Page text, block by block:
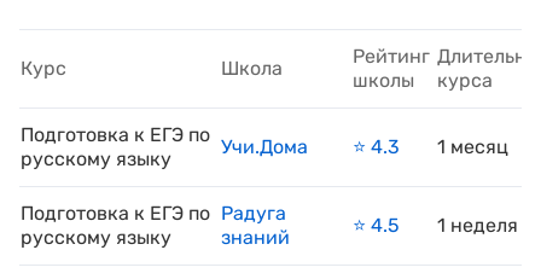
Курс Школа
Рейтинг
школы
курса
Подготовка к ЕГЭ по
русскому языку
Учи.Дома ⭐️ 4.3 1 месяц
Подготовка к ЕГЭ по
русскому языку
Радуга
знаний
⭐️ 4.5 1 неделя